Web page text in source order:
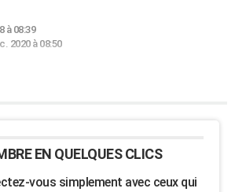
à 08:39
2020 à 08:50
EN QUELQUES CLICS
vous simplement avec ceux qui